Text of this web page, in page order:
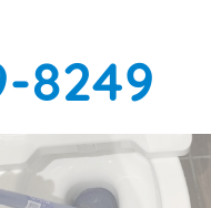
8249